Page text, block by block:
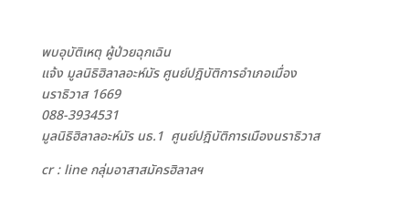
พบอุบัติเหตุ ผู้ป่วยฉุกเฉิน
แจ้ง มูลนิธิฮิลาลอะห์มัร ศูนย์ปฎิบัติการอำเภอเมื่อง
นราธิวาส 1669
088-3934531
มูลนิธิฮิลาลอะห์มัร นธ.1 ศูนย์ปฎิบัติการเมืองนราธิวาส
cr : line กลุ่มอาสาสมัครฮิลาลฯ